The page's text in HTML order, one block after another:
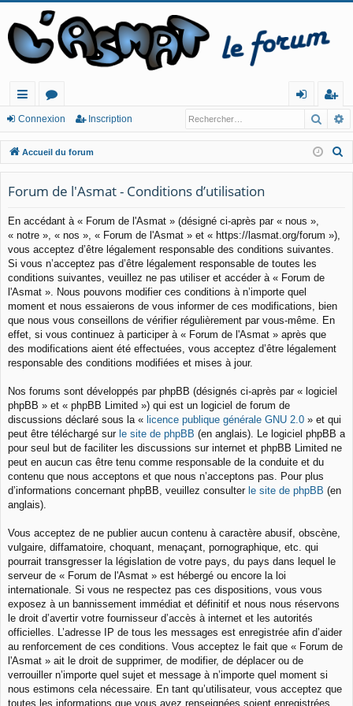
ac
co
ur
cis
or
u
m
s
n
ne
o
n
ns
cri
pt
Connexion Inscription
Accueil du forum
Forum de l'Asmat - Conditions d’utilisation
En accédant à « Forum de l'Asmat » (désigné ci-après par « nous »,
« notre », « nos », « Forum de l'Asmat » et « https://lasmat.org/forum »),
vous acceptez d’être légalement responsable des conditions suivantes.
Si vous n’acceptez pas d’être légalement responsable de toutes les
conditions suivantes, veuillez ne pas utiliser et accéder à « Forum de
l'Asmat ». Nous pouvons modifier ces conditions à n’importe quel
moment et nous essaierons de vous informer de ces modifications, bien
que nous vous conseillons de vérifier régulièrement par vous-même. En
effet, si vous continuez à participer à « Forum de l'Asmat » après que
des modifications aient été effectuées, vous acceptez d’être légalement
responsable des conditions modifiées et mises à jour.
Nos forums sont développés par phpBB (désignés ci-après par « logiciel
phpBB » et « phpBB Limited ») qui est un logiciel de forum de
discussions déclaré sous la « licence publique générale GNU 2.0 » et qui
peut être téléchargé sur le site de phpBB (en anglais). Le logiciel phpBB a
pour seul but de faciliter les discussions sur internet et phpBB Limited ne
peut en aucun cas être tenu comme responsable de la conduite et du
contenu que nous acceptons et que nous n’acceptons pas. Pour plus
d’informations concernant phpBB, veuillez consulter le site de phpBB (en
anglais).
Vous acceptez de ne publier aucun contenu à caractère abusif, obscène,
vulgaire, diffamatoire, choquant, menaçant, pornographique, etc. qui
pourrait transgresser la législation de votre pays, du pays dans lequel le
serveur de « Forum de l'Asmat » est hébergé ou encore la loi
internationale. Si vous ne respectez pas ces dispositions, vous vous
exposez à un bannissement immédiat et définitif et nous nous réservons
le droit d’avertir votre fournisseur d’accès à internet et les autorités
officielles. L’adresse IP de tous les messages est enregistrée afin d’aider
au renforcement de ces conditions. Vous acceptez le fait que « Forum de
l'Asmat » ait le droit de supprimer, de modifier, de déplacer ou de
verrouiller n’importe quel sujet et message à n’importe quel moment si
nous estimons cela nécessaire. En tant qu’utilisateur, vous acceptez que
toutes les informations que vous avez renseignées soient enregistrées